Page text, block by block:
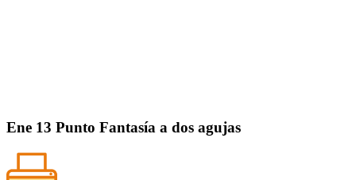
Ene 13 Punto Fantasía a dos agujas